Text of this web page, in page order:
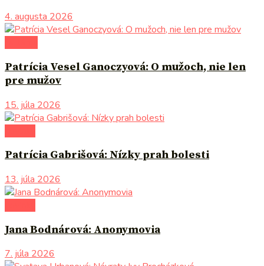
4. augusta 2026
Patrícia Vesel Ganoczyová: O mužoch, nie len
pre mužov
15. júla 2026
Patrícia Gabrišová: Nízky prah bolesti
13. júla 2026
Jana Bodnárová: Anonymovia
7. júla 2026